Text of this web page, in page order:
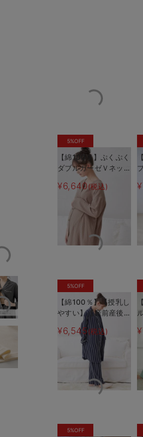
襟と前立てにほどこした
5%OFF
【綿100％】ぷくぷく
ダブルガーゼＶネック
ワンピ＆産前産後使え
るレギンスパジャマ
マタニティ・授乳パジ
ャマ【親子コーデ可】
¥6,640(税込)
5%OFF
【綿100％】【授乳し
やすい】【産前産後対
応パンツ付】ストライ
プダブルガーゼパジャ
¥6,545(税込)
5%OFF